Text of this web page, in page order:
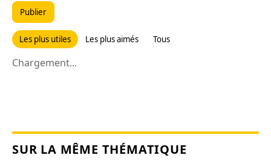
Publier
Les plus utiles Les plus aimés Tous
Chargement...
SUR LA MÊME THÉMATIQUE